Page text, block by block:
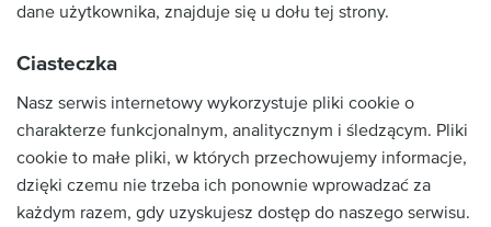
dane użytkownika, znajduje się u dołu tej strony.
Ciasteczka
Nasz serwis internetowy wykorzystuje pliki cookie o
charakterze funkcjonalnym, analitycznym i śledzącym. Pliki
cookie to małe pliki, w których przechowujemy informacje,
dzięki czemu nie trzeba ich ponownie wprowadzać za
każdym razem, gdy uzyskujesz dostęp do naszego serwisu.